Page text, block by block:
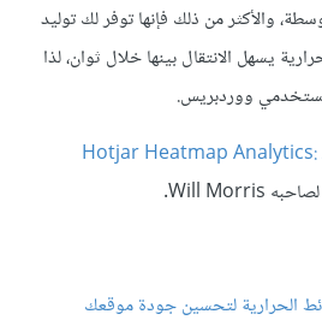
والأكثر من ذلك فإنها توفر لك توليد
يسهل الانتقال بينها خلال ثوان، لذا
ووردبريس.
Hotjar Heatmap Analytics:
لصاحبه Will Morris.
الحرارية لتحسين جودة موقعك